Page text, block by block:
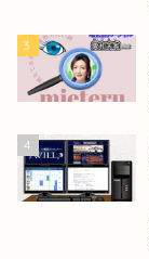
3
4